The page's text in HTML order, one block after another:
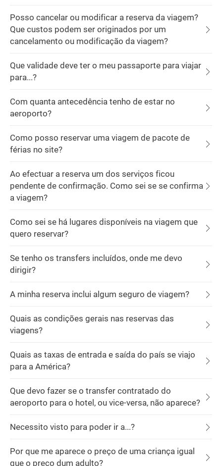
Posso cancelar ou modificar a reserva da viagem?
Que custos podem ser originados por um
cancelamento ou modificação da viagem?
Que validade deve ter o meu passaporte para viajar
para...?
Com quanta antecedência tenho de estar no
aeroporto?
Como posso reservar uma viagem de pacote de
férias no site?
Ao efectuar a reserva um dos serviços ficou
pendente de confirmação. Como sei se se confirma
a viagem?
Como sei se há lugares disponíveis na viagem que
quero reservar?
Se tenho os transfers incluídos, onde me devo
dirigir?
A minha reserva inclui algum seguro de viagem?
Quais as condições gerais nas reservas das
viagens?
Quais as taxas de entrada e saída do país se viajo
para a América?
Que devo fazer se o transfer contratado do
aeroporto para o hotel, ou vice-versa, não aparece?
Necessito visto para poder ir a...?
Por que me aparece o preço de uma criança igual
que o preço dum adulto?